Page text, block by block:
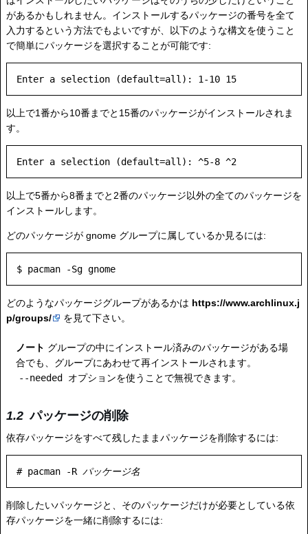
があるかもしれません。インストールするパッケージの番号を全て
入力するという方法でもよいですが、以下のような構文を使うこと
で簡単にパッケージを選択することが可能です:
以上で1番から10番までと15番のパッケージがインストールされま
す。
以上で5番から8番までと2番のパッケージ以外の全てのパッケージを
インストールします。
どのパッケージが gnome グループに属しているか見るには:
どのようなパッケージグループがあるかは https://www.archlinux.j
p/groups/
を見て下さい。
ノート グループの中にインストール済みのパッケージがある場
合でも、グループにあわせて再インストールされます。
--needed
オプションを使うことで無視できます。
パッケージの削除
依存パッケージをすべて残したままパッケージを削除するには:
# pacman -R パッケージ名
削除したいパッケージと、そのパッケージだけが必要としている依
存パッケージを一緒に削除するには: